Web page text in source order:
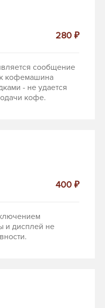
280 ₽
сообщение
кофемашина
- не удается
кофе.
400 ₽
и дисплей не